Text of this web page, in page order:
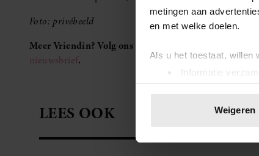
metingen aan
en met welke doelen.
Als u het toestaat, willen
Informatie
Uw apparaat
toestemming op elk
We gebruiken cookies
Weigeren
Foto: privébeeld
Meer Vriendin? Volg ons op
nieuwsbrief.
LEES OOK